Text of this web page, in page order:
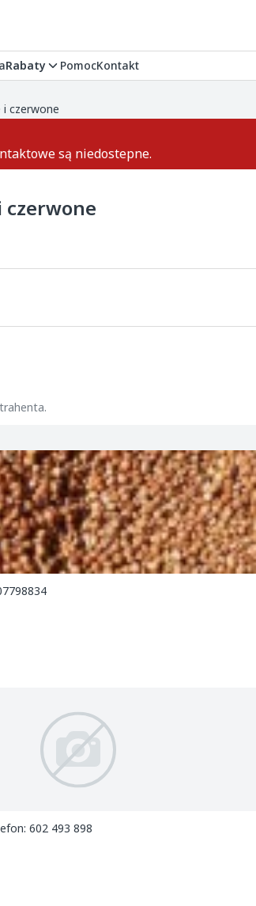
Rabaty PomocKontakt
i czerwone
są niedostepne.
czerwone
602 493 898